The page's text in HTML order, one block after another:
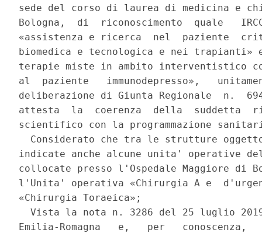
sede del corso di laurea di medicina e
Bologna,  di  riconoscimento  quale
«assistenza e ricerca  nel  paziente
biomedica e tecnologica e nei trapianti»
terapie miste in ambito interventistico
al  paziente   immunodepresso»,
deliberazione di Giunta Regionale  n.
attesta  la  coerenza  della  suddetta
scientifico con la programmazione
Considerato che tra le strutture
indicate anche alcune unita' operative
collocate presso l'Ospedale Maggiore di
l'Unita' operativa «Chirurgia A e
«Chirurgia Toraeica»;
Vista la nota n. 3286 del 25 luglio
Emilia-Romagna   e,   per